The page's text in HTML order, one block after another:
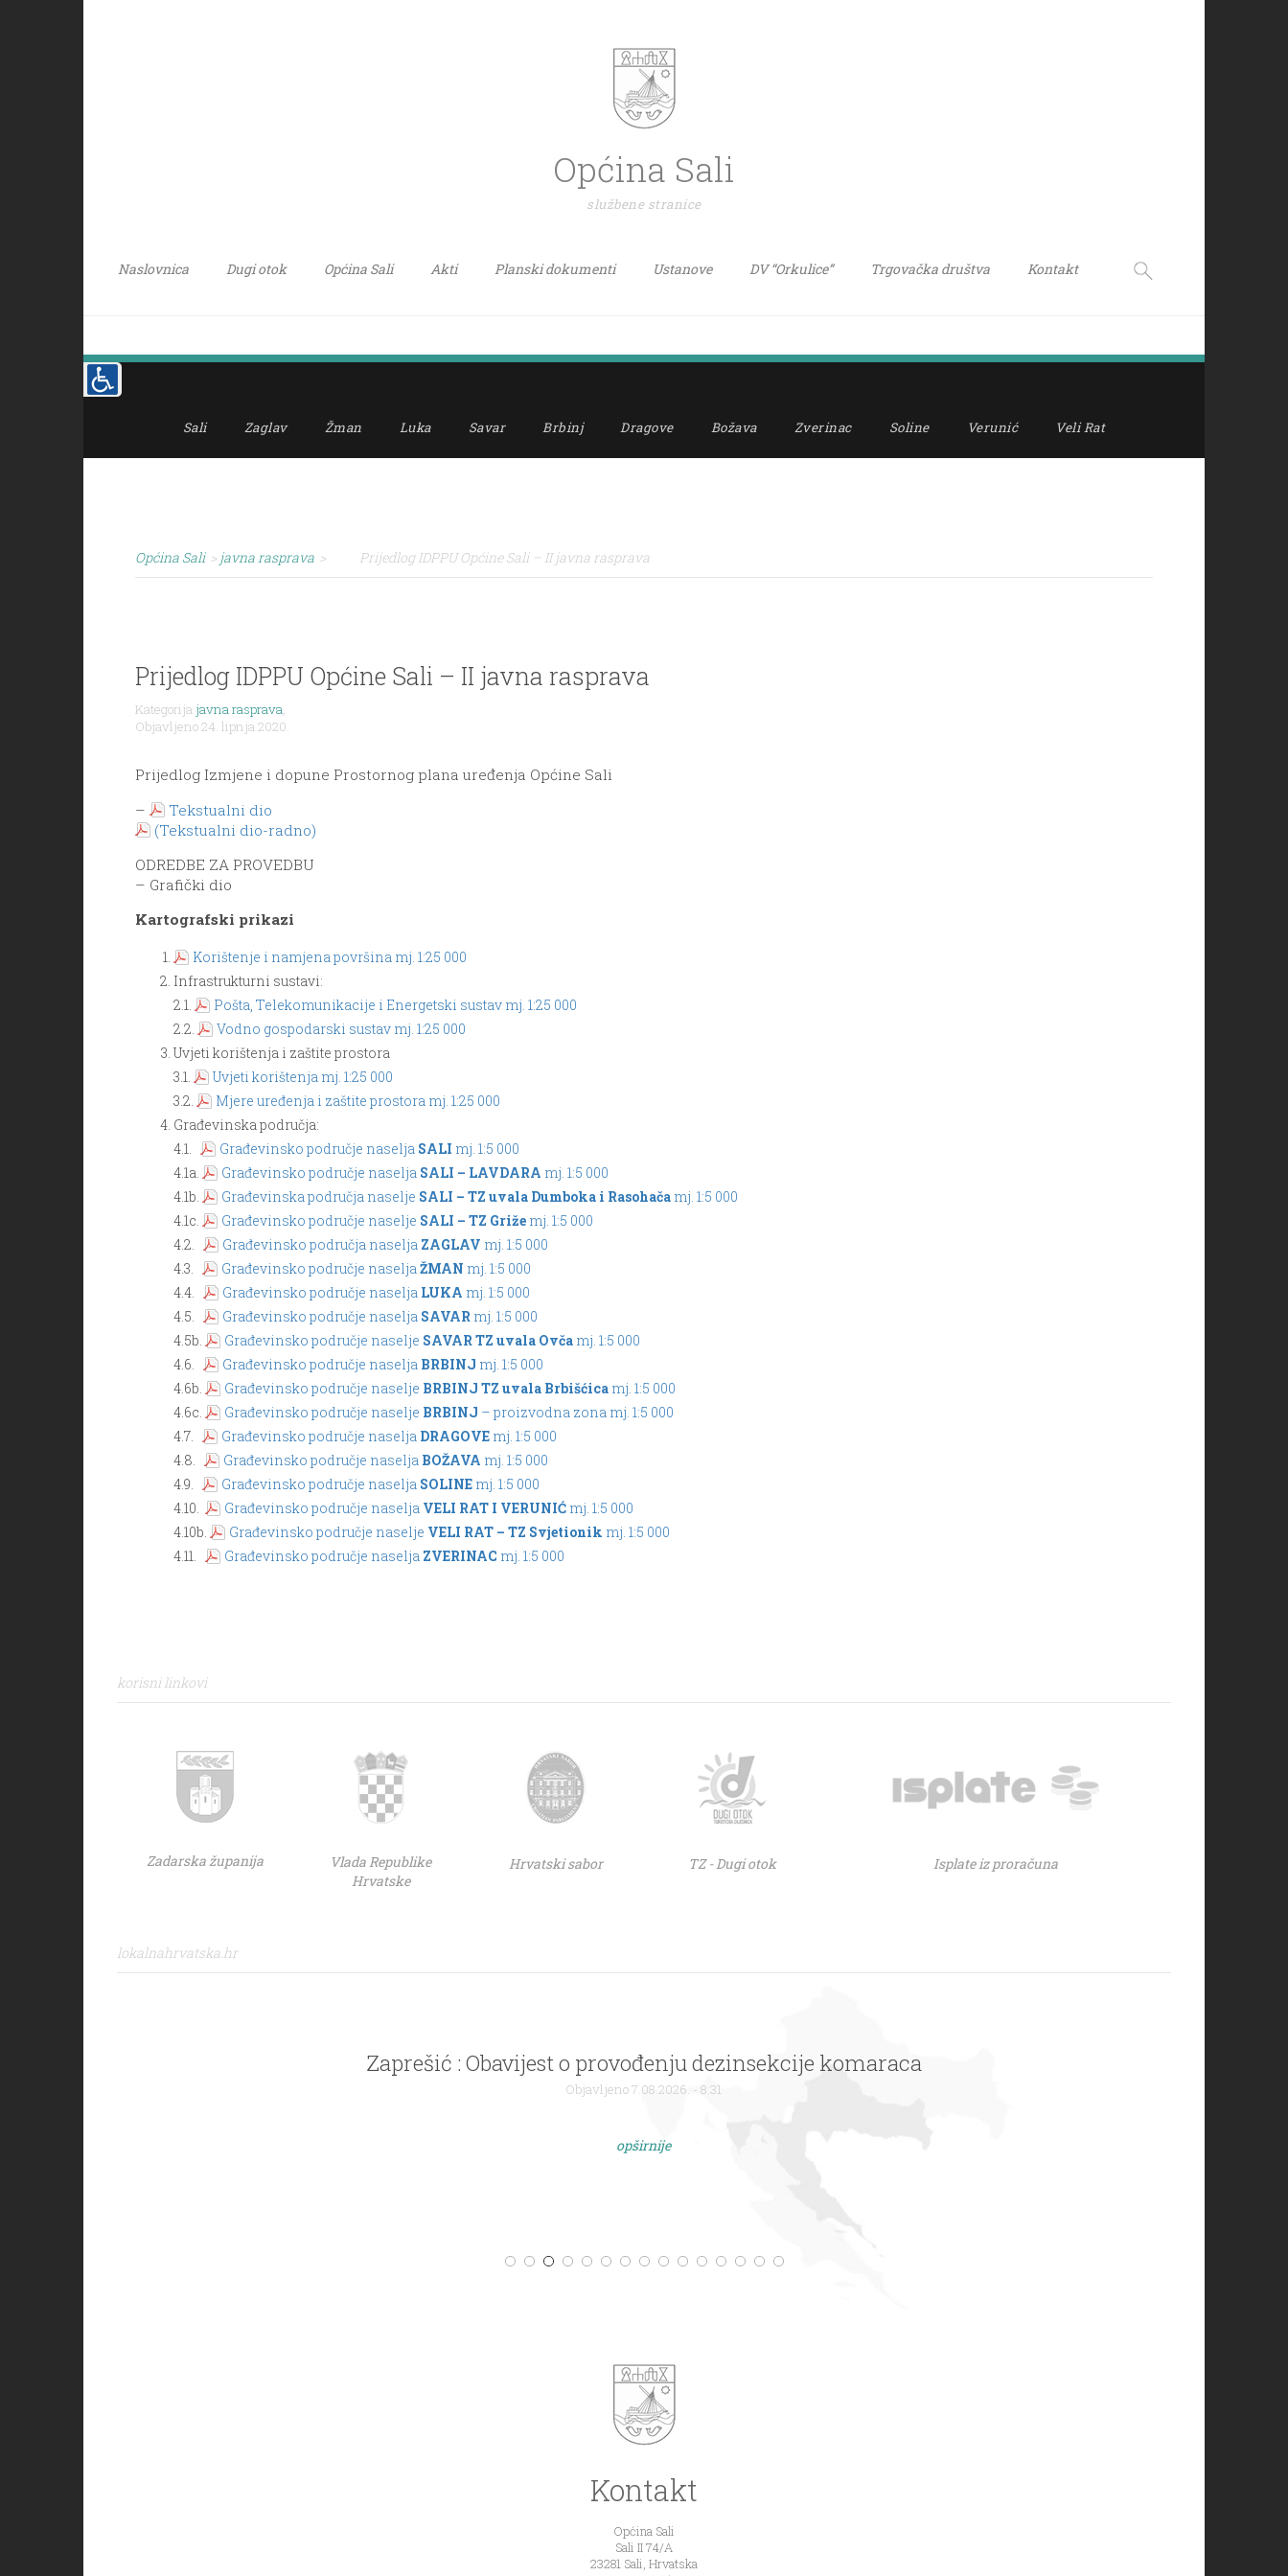
Općina Sali
službene stranice
Naslovnica Dugi otok Općina Sali Akti Planski dokumenti Ustanove DV “Orkulice” Trgovačka društva Kontakt
Sali Zaglav Žman Luka Savar Brbinj Dragove Božava Zverinac Soline Verunić Veli Rat
Općina Sali > javna rasprava > Prijedlog IDPPU Općine Sali – II javna rasprava
Prijedlog IDPPU Općine Sali – II javna rasprava
Kategorija javna rasprava,
Objavljeno 24. lipnja 2020.
Prijedlog Izmjene i dopune Prostornog plana uređenja Općine Sali
–
Tekstualni dio
(Tekstualni dio-radno)
ODREDBE ZA PROVEDBU
– Grafički dio
Kartografski prikazi
Korištenje i namjena površina mj. 1:25 000
Infrastrukturni sustavi:
2.1.
Pošta, Telekomunikacije i Energetski sustav mj. 1:25 000
2.2.
Vodno gospodarski sustav mj. 1:25 000
Uvjeti korištenja i zaštite prostora
3.1.
Uvjeti korištenja mj. 1:25 000
3.2.
Mjere uređenja i zaštite prostora mj. 1:25 000
Građevinska područja:
4.1.
Građevinsko područje naselja SALI mj. 1:5 000
4.1a.
Građevinsko područje naselja SALI – LAVDARA mj. 1:5 000
4.1b.
Građevinska područja naselje SALI – TZ uvala Dumboka i Rasohačamj. 1:5 000
4.1c.
Građevinsko područje naselje SALI – TZ Grižemj. 1:5 000
4.2.
Građevinsko područja naselja ZAGLAV mj. 1:5 000
4.3.
Građevinsko područje naseljaŽMAN mj. 1:5 000
4.4.
Građevinsko područje naselja LUKA mj. 1:5 000
4.5.
Građevinsko područje naselja SAVARmj. 1:5 000
4.5b.
Građevinsko područje naselje SAVAR TZ uvala Ovčamj. 1:5 000
4.6.
Građevinsko područje naselja BRBINJ mj. 1:5 000
4.6b.
Građevinsko područje naselje BRBINJ TZ uvala Brbišćicamj. 1:5 000
4.6c.
Građevinsko područje naselje BRBINJ – proizvodna zona mj. 1:5 000
4.7.
Građevinsko područje naselja DRAGOVEmj. 1:5 000
4.8.
Građevinsko područje naselja BOŽAVA mj. 1:5 000
4.9.
Građevinsko područje naselja SOLINEmj. 1:5 000
4.10.
Građevinsko područje naselja VELI RAT I VERUNIĆmj. 1:5 000
4.10b.
Građevinsko područje naselje VELI RAT – TZ Svjetionik mj. 1:5 000
4.11.
Građevinsko područje naselja ZVERINAC mj. 1:5 000
korisni linkovi
Zadarska županija
Vlada Republike
Hrvatske
Hrvatski sabor TZ - Dugi otok Isplate iz proračuna
lokalnahrvatska.hr
Zaprešić : Obavijest o provođenju dezinsekcije komaraca
Objavljeno 7.08.2026. - 8:31
opširnije
Kontakt
Općina Sali
Sali II 74/A
23281 Sali, Hrvatska